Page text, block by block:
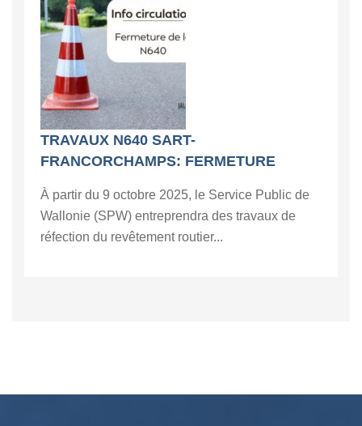
TRAVAUX N640 SART-
FRANCORCHAMPS: FERMETURE
À partir du 9 octobre 2025, le Service Public de
Wallonie (SPW) entreprendra des travaux de
réfection du revêtement routier...